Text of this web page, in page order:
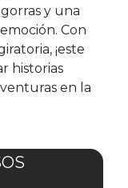
y una
Con
¡este
historias
en la